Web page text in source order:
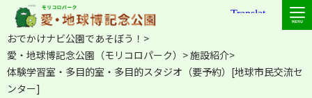
おでかけナビ公園であそぼう！
愛・地球博記念公園（モリコロパーク）
施設紹介
体験学習室・多目的室・多目的スタジオ（要予約）[地球市民交流セ
ンター]